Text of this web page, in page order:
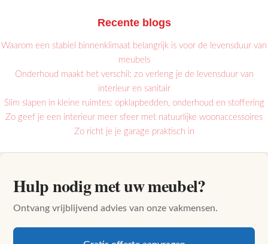
Recente blogs
Waarom een stabiel binnenklimaat belangrijk is voor de levensduur van
meubels
Onderhoud maakt het verschil: zo verleng je de levensduur van
interieur en sanitair
Slim slapen in kleine ruimtes: opklapbedden, onderhoud en stoffering
Zo geef je een interieur meer sfeer met natuurlijke woonaccessoires
Zo richt je je garage praktisch in
Hulp nodig met uw meubel?
Ontvang vrijblijvend advies van onze vakmensen.